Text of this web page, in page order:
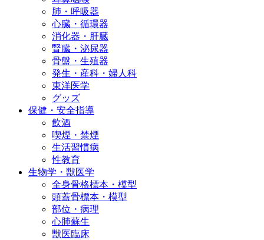
肺・呼吸器
心臓・循環器
消化器・肝臓
腎臓・泌尿器
骨盤・生殖器
発生・産科・婦人科
東洋医学
グッズ
保健・安全指導
飲酒
喫煙・禁煙
生活習慣病
性教育
生物学・獣医学
全身骨格標本・模型
頭蓋骨標本・模型
部位・病理
心肺蘇生
獣医臨床